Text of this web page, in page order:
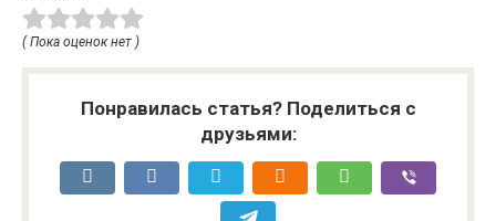
доме
( Пока оценок нет )
Понравилась статья? Поделиться с
друзьями: